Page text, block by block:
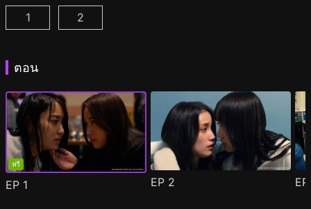
เชสเซอร์เกม W : บอสนางร้ายเป็นแฟนเก่าฉัน ตอนที่ 1
1 เชสเซอร์เกม W2: รักนี้สวรรค์เป็นใจ ตอนที่ 1
2
ตอน
ฟรี
EP 1 EP 2